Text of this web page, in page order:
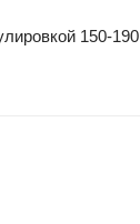
150-190